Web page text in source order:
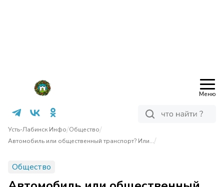
Меню
Усть-Лабинск Инфо/Общество/
Автомобиль или общественный транспорт? Или…/
Общество